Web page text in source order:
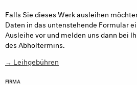
Falls Sie dieses Werk ausleihen
Daten in das untenstehende Formular
Ausleihe vor und melden uns dann bei
des Abholtermins.
→ Leihgebühren
FIRMA